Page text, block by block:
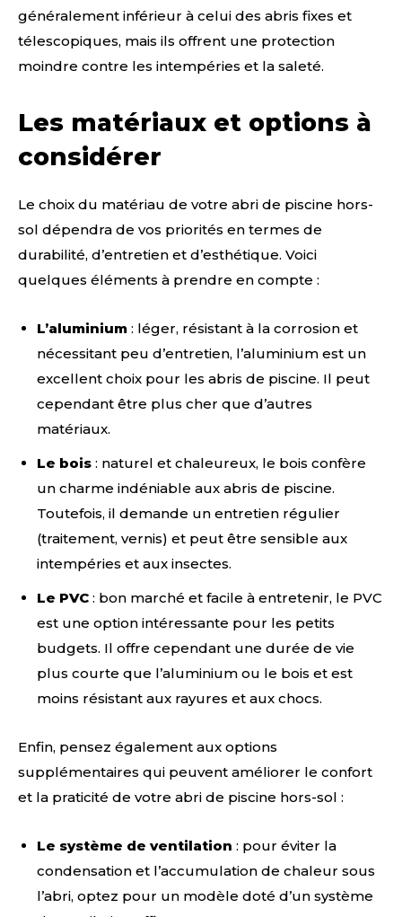
généralement inférieur à celui des abris fixes et
télescopiques, mais ils offrent une protection
moindre contre les intempéries et la saleté.
Les matériaux et options à
considérer
Le choix du matériau de votre abri de piscine hors-
sol dépendra de vos priorités en termes de
durabilité, d’entretien et d’esthétique. Voici
quelques éléments à prendre en compte :
L’aluminium : léger, résistant à la corrosion et
nécessitant peu d’entretien, l’aluminium est un
excellent choix pour les abris de piscine. Il peut
cependant être plus cher que d’autres
matériaux.
Le bois : naturel et chaleureux, le bois confère
un charme indéniable aux abris de piscine.
Toutefois, il demande un entretien régulier
(traitement, vernis) et peut être sensible aux
intempéries et aux insectes.
Le PVC : bon marché et facile à entretenir, le PVC
est une option intéressante pour les petits
budgets. Il offre cependant une durée de vie
plus courte que l’aluminium ou le bois et est
moins résistant aux rayures et aux chocs.
Enfin, pensez également aux options
supplémentaires qui peuvent améliorer le confort
et la praticité de votre abri de piscine hors-sol :
Le système de ventilation : pour éviter la
condensation et l’accumulation de chaleur sous
l’abri, optez pour un modèle doté d’un système